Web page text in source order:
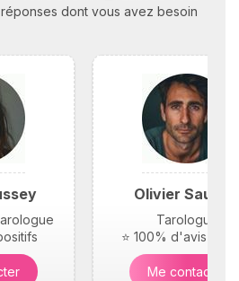
dont vous avez besoin
Olivier Saunier
Tarologue
⭐ 100% d'avis
Me contacter